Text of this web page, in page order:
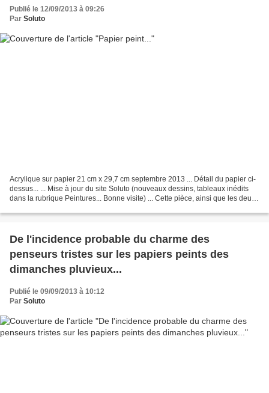
Publié le 12/09/2013 à 09:26
Par Soluto
Acrylique sur papier 21 cm x 29,7 cm septembre 2013 ... Détail du papier ci-
dessus... ... Mise à jour du site Soluto (nouveaux dessins, tableaux inédits
dans la rubrique Peintures... Bonne visite) ... Cette pièce, ainsi que les deux
De l'incidence probable du charme des
penseurs tristes sur les papiers peints des
dimanches pluvieux...
Publié le 09/09/2013 à 10:12
Par Soluto